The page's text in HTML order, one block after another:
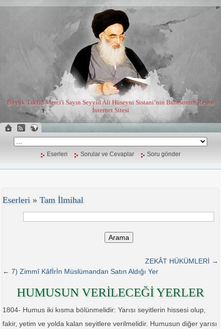
Büyük Taklid Merci'i Sayın Seyyid Ali Hüseyni Sistani’nin Bürosunun Resmi
İnternet Sitesi
Eserleri Sorular ve Cevaplar Soru gönder
Eserleri » Tam İlmihal
Arama
ZEKÂT HÜKÜMLERİ →
← 7) Zimmî Kâfİrİn Müslümandan Satın Aldığı Yer
HUMUSUN VERİLECEĞİ YERLER
1804- Humus iki kısma bölünmelidir: Yarısı seyitlerin hissesi olup,
fakir, yetim ve yolda kalan seyitlere verilmelidir. Humusun diğer yarısı